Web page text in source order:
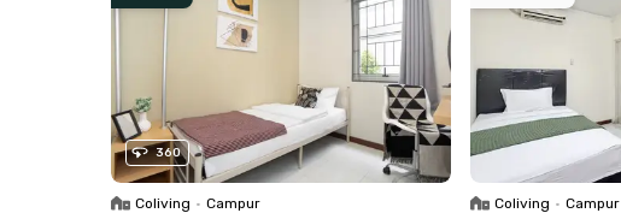
360
Coliving • Campur Coliving • Campur